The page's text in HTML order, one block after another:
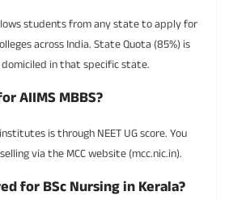
students from any state to apply for
across India. State Quota (85%) is
in that specific state.
AIIMS MBBS?
is through NEET UG score. You
via the MCC website (mcc.nic.in).
for BSc Nursing in Kerala?